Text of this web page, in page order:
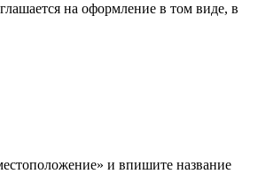
на оформление в том виде, в
и впишите название